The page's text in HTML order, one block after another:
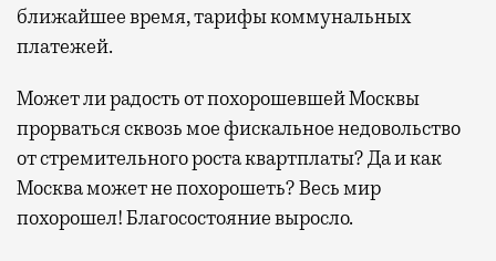
ближайшее время, тарифы коммунальных
платежей.
Может ли радость от похорошевшей Москвы
прорваться сквозь мое фискальное недовольство
от стремительного роста квартплаты? Да и как
Москва может не похорошеть? Весь мир
похорошел! Благосостояние выросло.